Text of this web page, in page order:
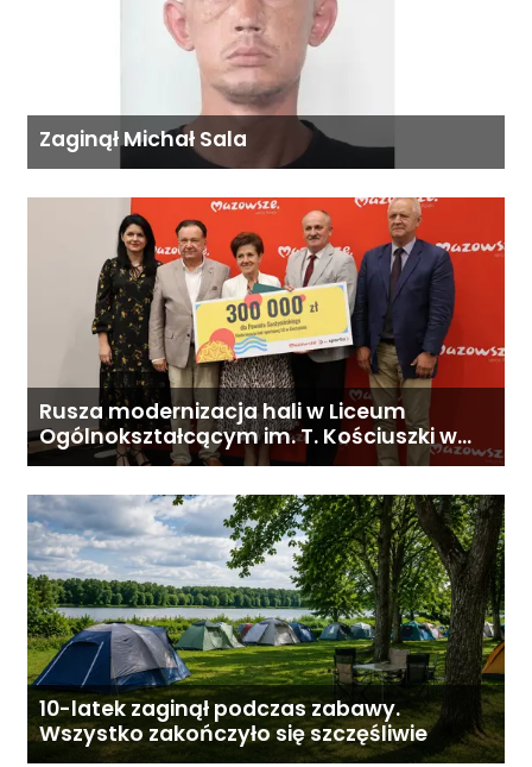
Zaginął Michał Sala
Rusza modernizacja hali w Liceum
Ogólnokształcącym im. T. Kościuszki w
Gostyninie
10-latek zaginął podczas zabawy.
Wszystko zakończyło się szczęśliwie